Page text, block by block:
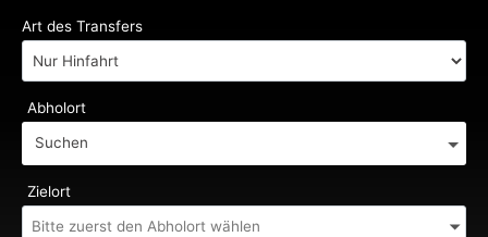
Art des Transfers
Abholort
Suchen
Zielort